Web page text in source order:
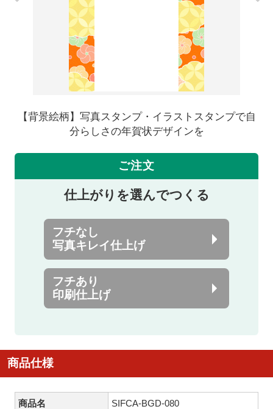
【背景絵柄】写真スタンプ・イラストスタンプで自
分らしさの年賀状デザインを
ご注文
仕上がりを選んでつくる
フチなし
写真キレイ仕上げ
フチあり
印刷仕上げ
商品仕様
商品名 SIFCA-BGD-080